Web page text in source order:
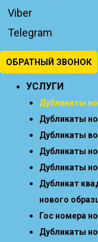
Viber
Telegram
ОБРАТНЫЙ ЗВОНОК
УСЛУГИ
Дубликаты
Дубликаты
Дубликаты
Дубликаты
Дубликаты
Дубликат
нового
Гос номера
Дубликаты